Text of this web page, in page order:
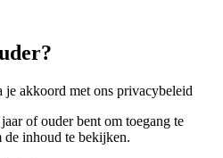
je akkoord met ons privacybeleid
of ouder bent om toegang te
inhoud te bekijken.